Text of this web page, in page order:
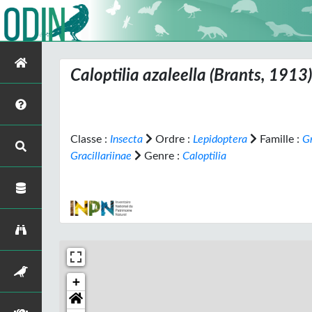
Caloptilia azaleella (Brants, 1913)
Classe : Insecta Ordre : Lepidoptera Famille :
Gracillariinae
Genre : Caloptilia
+